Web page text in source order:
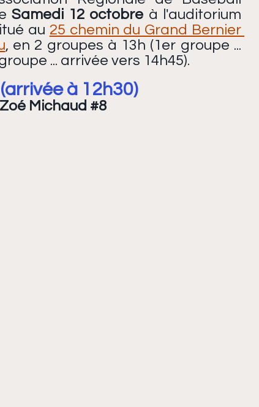
Samedi 12 octobre à l'auditorium
au 25 chemin du Grand Bernier
, en 2 groupes à 13h (1er groupe ...
... arrivée vers 14h45).
à 12h30)
Zoé Michaud #8